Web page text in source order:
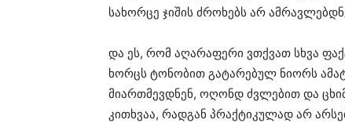
სახორცე ჯიშის ძროხებს არ
და ეს, რომ აღარაფერი ვთქვათ სხვა
ხორცს ტონობით გატარებულ ნიორს
მიართმევდნენ, ოღონდ ძვლებით და
კითხვაა, რადგან პრაქტიკულად არ